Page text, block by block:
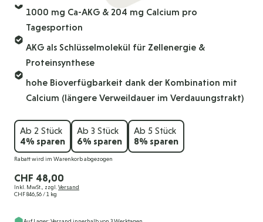
1000 mg Ca-AKG & 204 mg Calcium pro
Tagesportion
AKG als Schlüsselmolekül für Zellenergie &
Proteinsynthese
hohe Bioverfügbarkeit dank der Kombination mit
Calcium (längere Verweildauer im Verdauungstrakt)
Ab 2 Stück
4% sparen
Ab 3 Stück
6% sparen
Ab 5 Stück
8% sparen
Rabatt wird im Warenkorb abgezogen
CHF 48,00
Inkl. MwSt., zzgl. Versand
CHF 846,56 / 1 kg